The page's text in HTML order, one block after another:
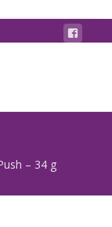
– 34 g